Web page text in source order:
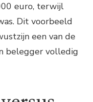
euro, terwijl
Dit voorbeeld
een van de
belegger volledig